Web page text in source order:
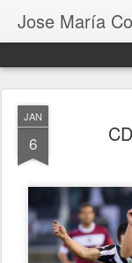
Jose María
JAN
6